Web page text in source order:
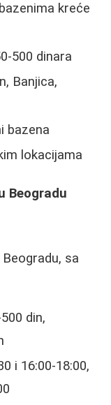
kreće
500 dinara
Banjica,
bazena
lokacijama
Beogradu
sa
din,
i 16:00-18:00,